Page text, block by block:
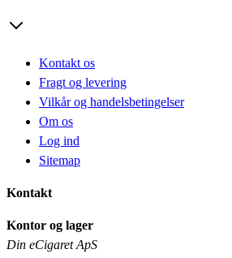
Kontakt os
Fragt og levering
Vilkår og handelsbetingelser
Om os
Log ind
Sitemap
Kontakt
Kontor og lager
Din eCigaret ApS